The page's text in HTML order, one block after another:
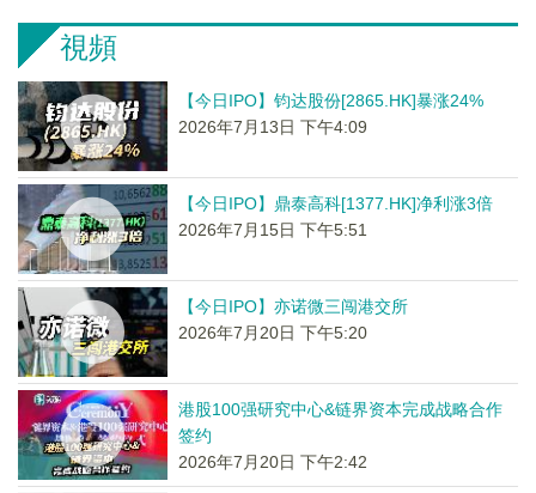
視頻
【今日IPO】钧达股份[2865.HK]暴涨24%
2026年7月13日 下午4:09
【今日IPO】鼎泰高科[1377.HK]净利涨3倍
2026年7月15日 下午5:51
【今日IPO】亦诺微三闯港交所
2026年7月20日 下午5:20
港股100强研究中心&链界资本完成战略合作
签约
2026年7月20日 下午2:42